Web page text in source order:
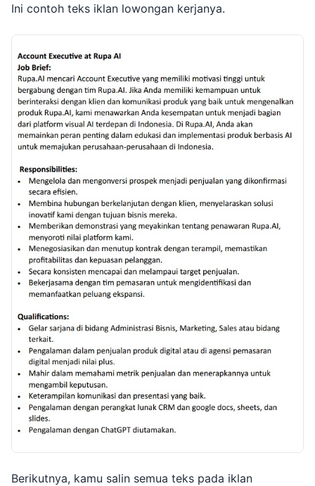
Ini contoh teks iklan lowongan kerjanya.
Berikutnya, kamu salin semua teks pada iklan